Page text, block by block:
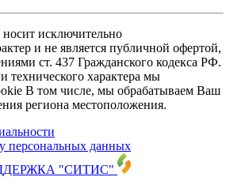
исключительно
и не является публичной офертой,
ст. 437 Гражданского кодекса РФ.
технического характера мы
В том числе, мы обрабатываем Ваш
региона местоположения.
персональных данных
"СИТИС"